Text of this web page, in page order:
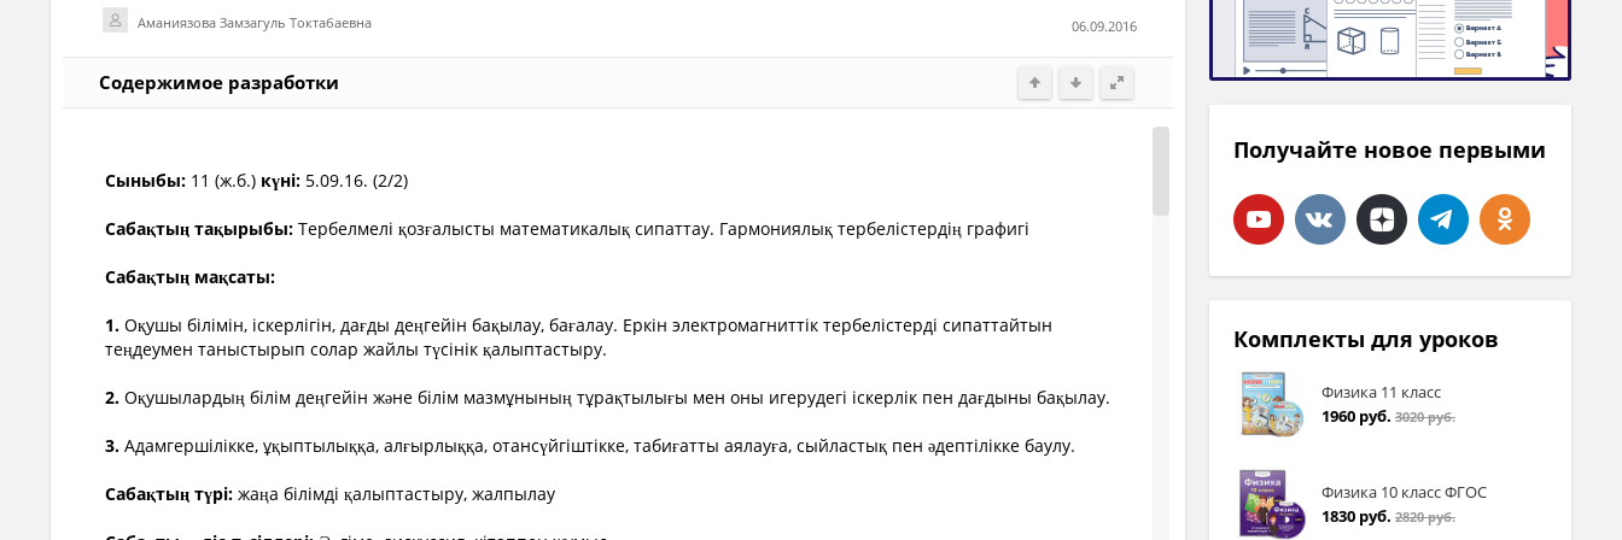
Саба?ты? т?рі:жа?а білімді ?алыптастыру, жалпылау
Саба?ты? ?діс-т?сілдері:
Саба?ты? к?рнекіліктері:плакаттар, суреттер,
Аманиязова Замзагуль Токтабаевна 06.09.2016
Содержимое разработки
Сыныбы: 11 (ж.б.) күні: 5.09.16. (2/2)
Сабақтың тақырыбы: Тербелмелі қозғалысты математикалық сипаттау. Гармониялық тербелістердің графигі
Сабақтың мақсаты:
1. Оқушы білімін, іскерлігін, дағды деңгейін бақылау, бағалау. Еркін электромагниттік тербелістерді сипаттайтын
теңдеумен таныстырып солар жайлы түсінік қалыптастыру.
2. Оқушылардың білім деңгейін және білім мазмұнының тұрақтылығы мен оны игерудегі іскерлік пен дағдыны бақылау.
3. Адамгершілікке, ұқыптылыққа, алғырлыққа, отансүйгіштікке, табиғатты аялауға, сыйластық пен әдептілікке баулу.
Сабақтың түрі: жаңа білімді қалыптастыру, жалпылау
Получайте новое первыми
Комплекты для уроков
Физика 11 класс
1960 руб. 3020 руб.
Физика 10 класс ФГОС
1830 руб. 2820 руб.